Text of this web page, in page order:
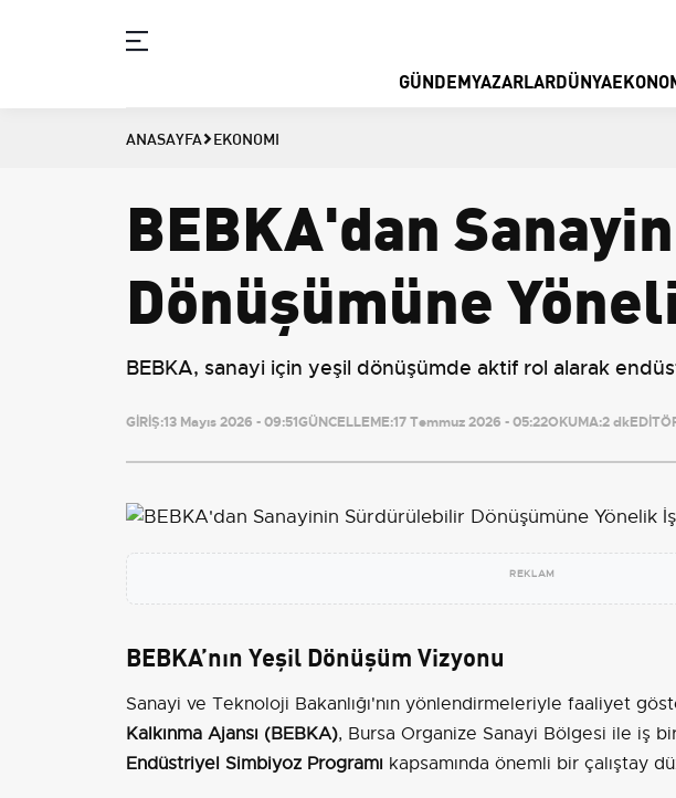
GÜNDEMYAZARLARDÜNYA
ANASAYFA EKONOMI
BEBKA'dan
Dönüşümüne
BEBKA, sanayi için yeşil dönüşümde aktif rol alarak
GİRİŞ:13 Mayıs 2026 - 09:51GÜNCELLEME:17 Temmuz 2026 - 05:22OKUMA:2 dk
REKLAM
BEBKA’nın Yeşil Dönüşüm Vizyonu
Sanayi ve Teknoloji Bakanlığı'nın yönlendirmeleriyle faaliyet
Kalkınma Ajansı (BEBKA), Bursa Organize Sanayi Bölgesi ile iş
Endüstriyel Simbiyoz Programı kapsamında önemli bir çalıştay